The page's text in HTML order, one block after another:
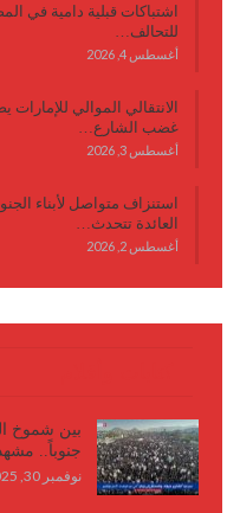
اشتباكات قبلية دامية في
للتحالف…
أغسطس 4, 2026
الانتقالي الموالي
غضب الشارع…
أغسطس 3, 2026
استنزاف متواصل لأبناء
العائدة تتحدث…
أغسطس 2, 2026
بين شموخ
جنوباً.. مشهد
نوفمبر 30, 2025